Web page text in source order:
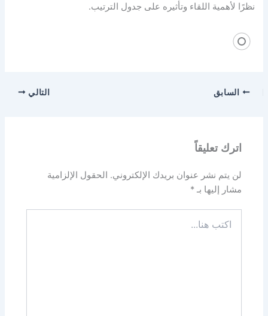
نظرًا لأهمية اللقاء وتأثيره على جدول الترتيب.
السابق التالي
اترك تعليقاً
لن يتم نشر عنوان بريدك الإلكتروني. الحقول الإلزامية
مشار إليها بـ*
هنا...